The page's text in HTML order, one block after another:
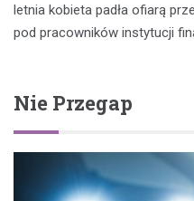
letnia kobieta padła ofiarą
pod pracowników instytucji
Nie Przegap